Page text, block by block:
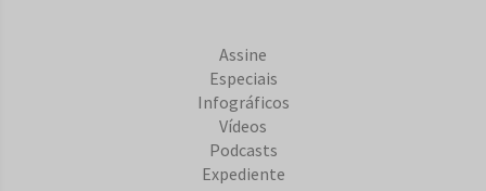
Assine
Especiais
Infográficos
Vídeos
Podcasts
Expediente